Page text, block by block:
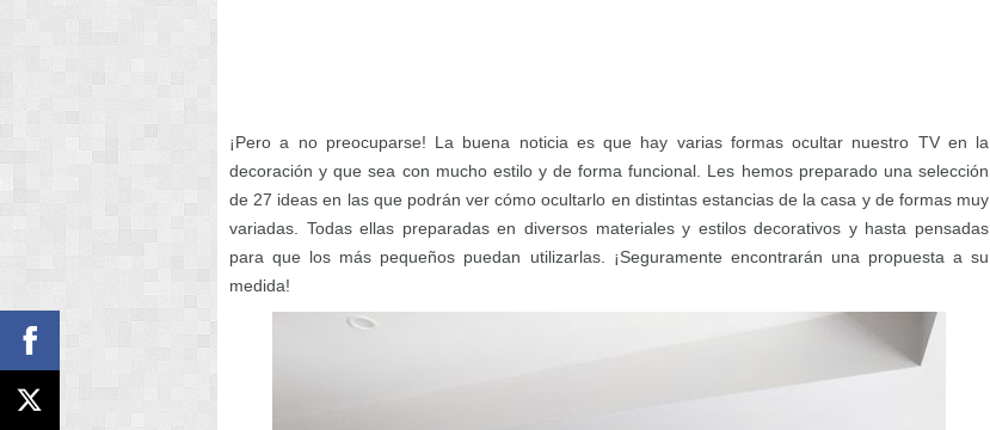
¡Pero a no preocuparse! La buena noticia es que hay varias formas ocultar nuestro TV en la
decoración y que sea con mucho estilo y de forma funcional. Les hemos preparado una selección
de 27 ideas en las que podrán ver cómo ocultarlo en distintas estancias de la casa y de formas muy
variadas. Todas ellas preparadas en diversos materiales y estilos decorativos y hasta pensadas
para que los más pequeños puedan utilizarlas. ¡Seguramente encontrarán una propuesta a su
medida!